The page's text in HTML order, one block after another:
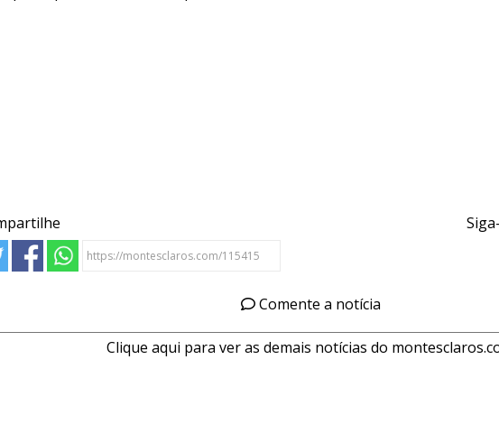
Comente a notícia
Clique aqui para ver as demais notícias do